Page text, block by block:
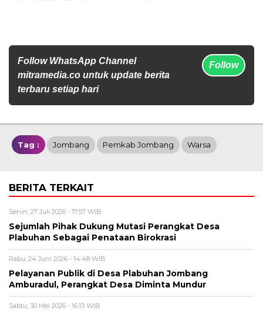
Follow WhatsApp Channel
mitramedia.co untuk update berita
terbaru setiap hari
Follow
Tag : Jombang Pemkab Jombang Warsa
BERITA TERKAIT
Senin, 27 Juli 2026 - 17:57 WIB
Sejumlah Pihak Dukung Mutasi Perangkat Desa
Plabuhan Sebagai Penataan Birokrasi
Rabu, 24 Juni 2026 - 14:48 WIB
Pelayanan Publik di Desa Plabuhan Jombang
Amburadul, Perangkat Desa Diminta Mundur
Sabtu, 30 Mei 2026 - 16:13 WIB